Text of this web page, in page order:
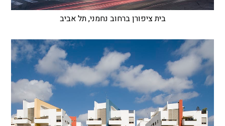
בית ציפורן ברחוב נחמני, תל אביב